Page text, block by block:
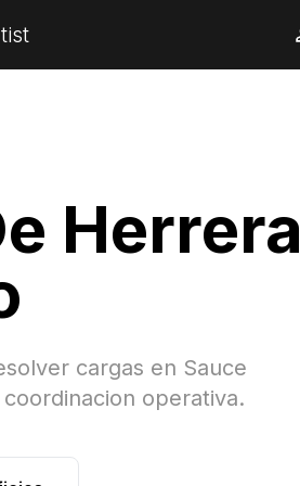
Herrera
cargas en Sauce
operativa.